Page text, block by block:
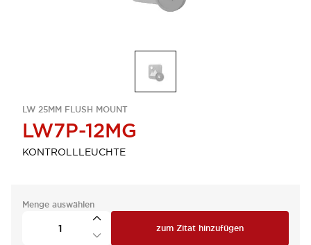
LW 25MM FLUSH MOUNT
LW7P-12MG
KONTROLLLEUCHTE
Menge auswählen
zum Zitat hinzufügen